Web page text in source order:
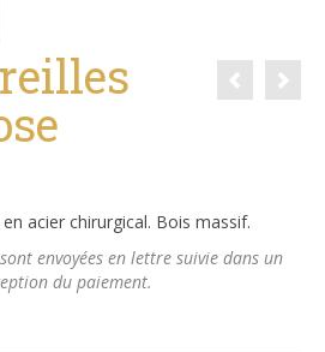
acier chirurgical. Bois massif.
envoyées en lettre suivie dans un
du paiement.